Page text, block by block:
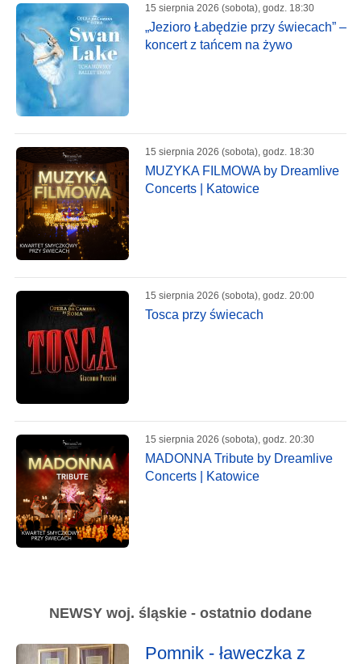
15 sierpnia 2026 (sobota), godz. 18:30
„Jezioro Łabędzie przy świecach” –
koncert z tańcem na żywo
15 sierpnia 2026 (sobota), godz. 18:30
MUZYKA FILMOWA by Dreamlive
Concerts | Katowice
15 sierpnia 2026 (sobota), godz. 20:00
Tosca przy świecach
15 sierpnia 2026 (sobota), godz. 20:30
MADONNA Tribute by Dreamlive
Concerts | Katowice
NEWSY woj. śląskie - ostatnio dodane
Pomnik - ławeczka z